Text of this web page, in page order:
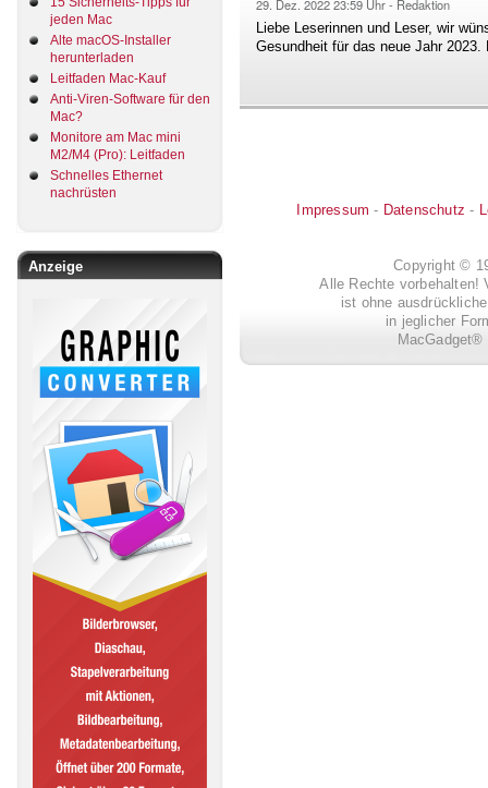
jeden Mac
Alte macOS-Installer
herunterladen
Leitfaden Mac-Kauf
Anti-Viren-Software für den
Mac?
Monitore am Mac mini
M2/M4 (Pro): Leitfaden
Schnelles Ethernet
nachrüsten
Anzeige
29. Dez. 202223:59 Uhr - Redaktion
Liebe Leserinnen und Leser, wir
Gesundheit für das neue Jahr
Impressum - Datenschutz -
Copyright ©
Alle Rechte vorbehalten!
ist ohne
in jeglicher
MacGadget®